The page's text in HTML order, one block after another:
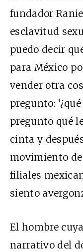
fundador
esclavitud
puedo decir
para México
vender otra
pregunto:
pregunto qué
cinta y
movimiento de
filiales
siento
El hombre
narrativo del